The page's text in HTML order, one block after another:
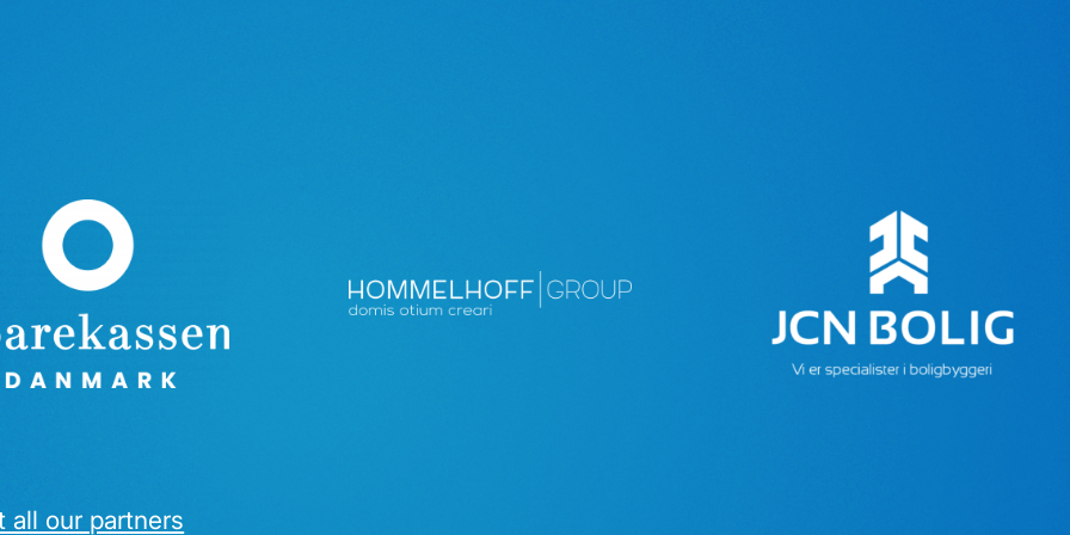
all our partners